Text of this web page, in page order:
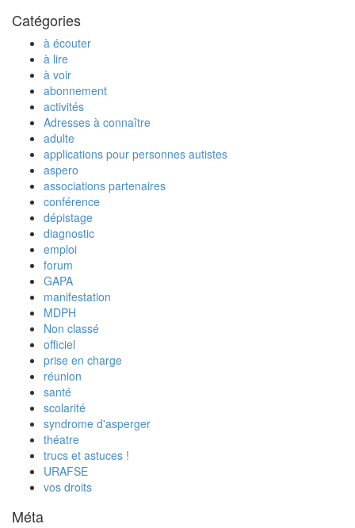
Catégories
à écouter
à lire
à voir
abonnement
activités
Adresses à connaître
adulte
applications pour personnes autistes
aspero
associations partenaires
conférence
dépistage
diagnostic
emploi
forum
GAPA
manifestation
MDPH
Non classé
officiel
prise en charge
réunion
santé
scolarité
syndrome d'asperger
théatre
trucs et astuces !
URAFSE
vos droits
Méta